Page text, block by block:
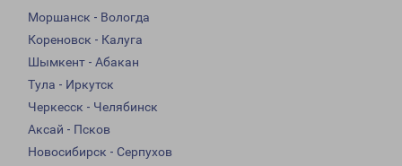
Моршанск - Вологда
Кореновск - Калуга
Шымкент - Абакан
Тула - Иркутск
Черкесск - Челябинск
Аксай - Псков
Новосибирск - Серпухов